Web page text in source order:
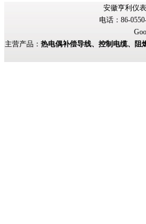
安徽亨利仪
电话：86-
主营产品： 热电偶补偿导线、控制电缆、阻